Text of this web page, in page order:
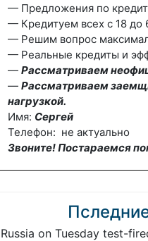
— Предложения по
— Кредитуем всех с 18 до
— Решим вопрос
— Реальные кредиты и
— Рассматриваем
— Рассматриваем
нагрузкой.
Имя: Сергей
Телефон: не актуально
Звоните! Постараемся
Russia on Tuesday test-